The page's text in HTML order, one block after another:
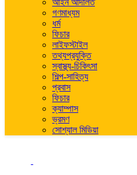
আইন আদালত
গণমাধ্যম
ধর্ম
ফিচার
লাইফস্টাইল
তথ্যপ্রযুক্তি
স্বাস্থ্য-চিকিৎসা
শিল্প-সাহিত্য
প্রবাস
ফিচার
ক্যাম্পাস
ভ্রমণ
সোশ্যাল মিডিয়া